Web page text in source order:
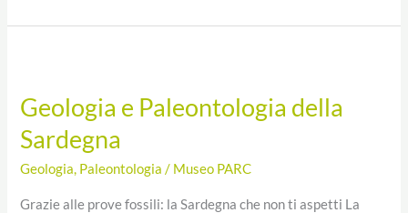
Geologia e Paleontologia della
Sardegna
Geologia, Paleontologia / Museo PARC
Grazie alle prove fossili: la Sardegna che non ti aspetti La
Paleontologia
della